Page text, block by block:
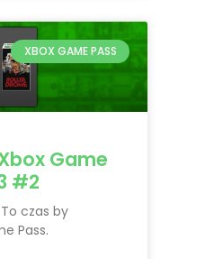
XBOX GAME PASS
Game
#2
czas by
Pass.